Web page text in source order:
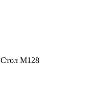
Стол М128